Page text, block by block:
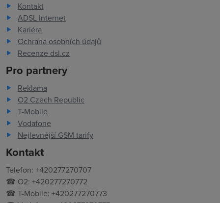
Kontakt
ADSL Internet
Kariéra
Ochrana osobních údajů
Recenze dsl.cz
Pro partnery
Reklama
O2 Czech Republic
T-Mobile
Vodafone
Nejlevnější GSM tarify
Kontakt
Telefon: +420277270707
☎ O2: +420277270772
☎ T-Mobile: +420277270773